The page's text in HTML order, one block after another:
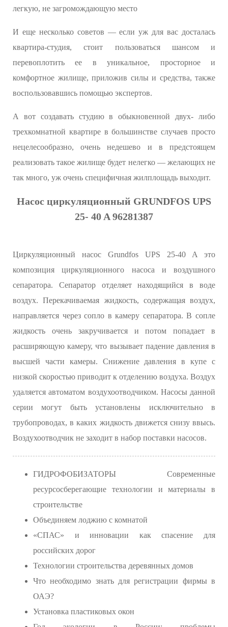
легкую, не загромождающую место
И еще несколько советов — если уж для вас досталась
квартира-студия, стоит пользоваться шансом и
перевоплотить ее в уникальное, просторное и
комфортное жилище, приложив силы и средства, также
воспользовавшись помощью экспертов.
А вот создавать студию в обыкновенной двух- либо
трехкомнатной квартире в большинстве случаев просто
нецелесообразно, очень недешево и в предстоящем
реализовать такое жилище будет нелегко — желающих не
так много, уж очень специфичная жилплощадь выходит.
Насос циркуляционный GRUNDFOS UPS
25- 40 A 96281387
Циркуляционный насос Grundfos UPS 25-40 A это
композиция циркуляционного насоса и воздушного
сепаратора. Сепаратор отделяет находящийся в воде
воздух. Перекачиваемая жидкость, содержащая воздух,
направляется через сопло в камеру сепаратора. В сопле
жидкость очень закручивается и потом попадает в
расширяющую камеру, что вызывает падение давления в
высшей части камеры. Снижение давления в купе с
низкой скоростью приводит к отделению воздуха. Воздух
удаляется автоматом воздухоотводчиком. Насосы данной
серии могут быть установлены исключительно в
трубопроводах, в каких жидкость движется снизу ввысь.
Воздухоотводчик не заходит в набор поставки насосов.
ГИДРОФОБИЗАТОРЫ Современные
ресурсосберегающие технологии и материалы в
строительстве
Объединяем лоджию с комнатой
«СПАС» и инновации как спасение для
российских дорог
Технологии строительства деревянных домов
Что необходимо знать для регистрации фирмы в
ОАЭ?
Установка пластиковых окон